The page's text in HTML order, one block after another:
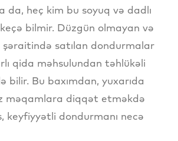
da, heç kim bu soyuq və dadlı
bilmir. Düzgün olmayan və
satılan dondurmalar
qida məhsulundan təhlükəli
bilir. Bu baxımdan, yuxarıda
məqamlara diqqət etməkdə
keyfiyyətli dondurmanı necə